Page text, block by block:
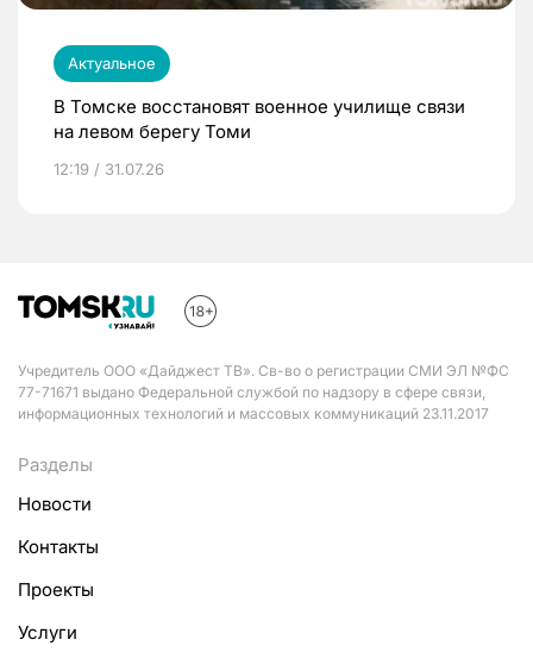
Актуальное
В Томске восстановят военное училище связи
на левом берегу Томи
12:19 / 31.07.26
Учредитель ООО «Дайджест ТВ». Св-во о регистрации СМИ ЭЛ №ФС
77-71671 выдано Федеральной службой по надзору в сфере связи,
информационных технологий и массовых коммуникаций 23.11.2017
Разделы
Новости
Контакты
Проекты
Услуги